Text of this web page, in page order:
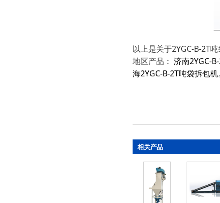
以上是关于2YGC-B-2T
地区产品： 济南2YGC-
海2YGC-B-2T吨袋拆包机
相关产品